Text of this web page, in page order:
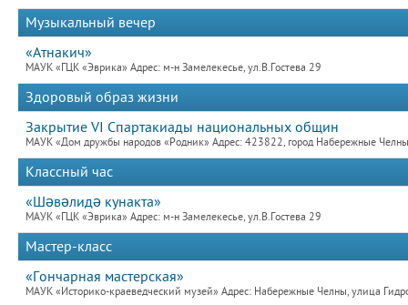
Музыкальный вечер
«Атнакич»
МАУК «ГЦК «Эврика» Адрес: м-н Замелекесье, ул.В.Гостева 29
Здоровый образ жизни
Закрытие VI Спартакиады национальных общин
МАУК «Дом дружбы народов «Родник» Адрес: 423822, город Набережные
Классный час
«Шәвәлидә кунакта»
МАУК «ГЦК «Эврика» Адрес: м-н Замелекесье, ул.В.Гостева 29
Мастер-класс
«Гончарная мастерская»
МАУК «Историко-краеведческий музей» Адрес: Набережные Челны, улица